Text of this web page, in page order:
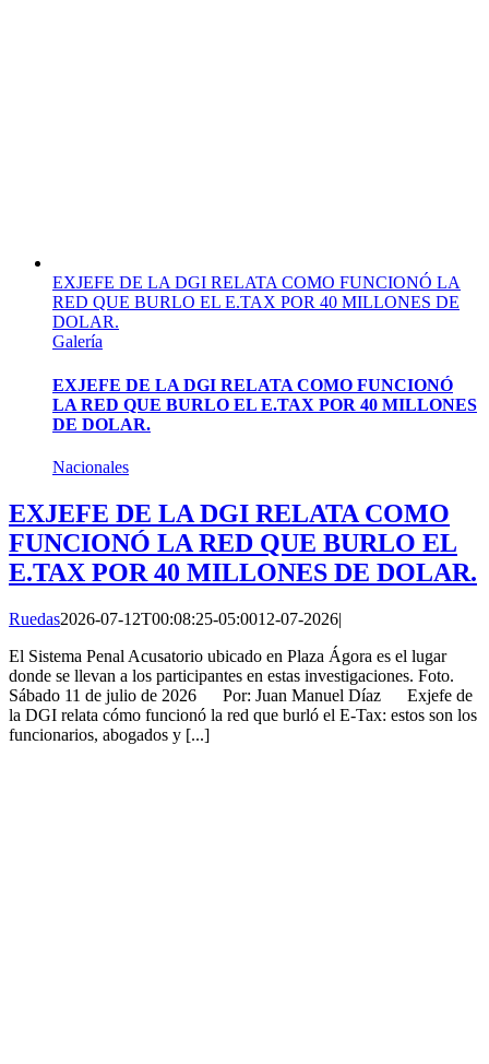
EXJEFE DE LA DGI RELATA COMO FUNCIONÓ LA
RED QUE BURLO EL E.TAX POR 40 MILLONES DE
DOLAR.
Galería
EXJEFE DE LA DGI RELATA COMO FUNCIONÓ
LA RED QUE BURLO EL E.TAX POR 40 MILLONES
DE DOLAR.
Nacionales
EXJEFE DE LA DGI RELATA COMO
FUNCIONÓ LA RED QUE BURLO EL
E.TAX POR 40 MILLONES DE DOLAR.
Ruedas2026-07-12T00:08:25-05:0012-07-2026|
El Sistema Penal Acusatorio ubicado en Plaza Ágora es el lugar
donde se llevan a los participantes en estas investigaciones. Foto.
Sábado 11 de julio de 2026 Por: Juan Manuel Díaz Exjefe de
la DGI relata cómo funcionó la red que burló el E-Tax: estos son los
funcionarios, abogados y [...]